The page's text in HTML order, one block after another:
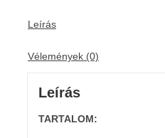
Leírás
Vélemények (0)
Leírás
TARTALOM: